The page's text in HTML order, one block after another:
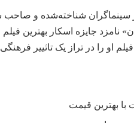
سینماگران شناخته‌شده و
نامزد جایزه اسکار بهترین
او را در تراز یک تاثییر